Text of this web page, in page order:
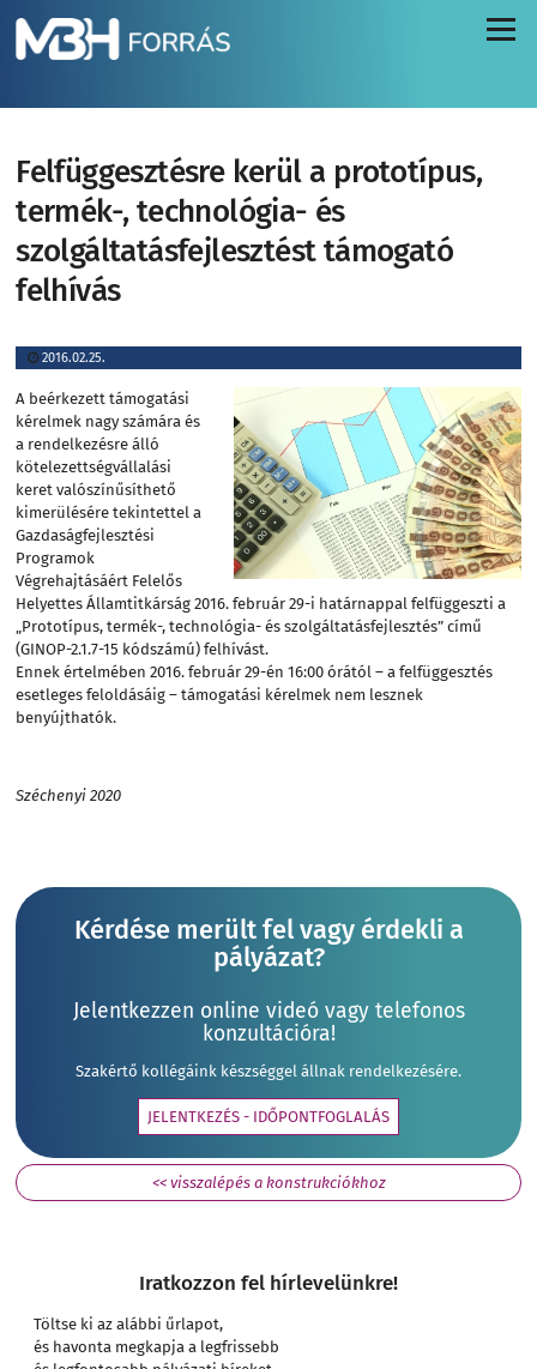
Menü
Felfüggesztésre kerül a prototípus,
termék-, technológia- és
szolgáltatásfejlesztést támogató
felhívás
2016.02.25.
A beérkezett támogatási
kérelmek nagy számára és
a rendelkezésre álló
kötelezettségvállalási
keret valószínűsíthető
kimerülésére tekintettel a
Gazdaságfejlesztési
Programok
Végrehajtásáért Felelős
Helyettes Államtitkárság 2016. február 29-i határnappal felfüggeszti a
„Prototípus, termék-, technológia- és szolgáltatásfejlesztés” című
(GINOP-2.1.7-15 kódszámú) felhívást.
Ennek értelmében 2016. február 29-én 16:00 órától – a felfüggesztés
esetleges feloldásáig – támogatási kérelmek nem lesznek
benyújthatók.
Széchenyi 2020
Kérdése merült fel vagy érdekli a
pályázat?
Jelentkezzen online videó vagy telefonos
konzultációra!
Szakértő kollégáink készséggel állnak rendelkezésére.
JELENTKEZÉS - IDŐPONTFOGLALÁS
<< visszalépés a konstrukciókhoz
Iratkozzon fel hírlevelünkre!
Töltse ki az alábbi űrlapot,
és havonta megkapja a legfrissebb